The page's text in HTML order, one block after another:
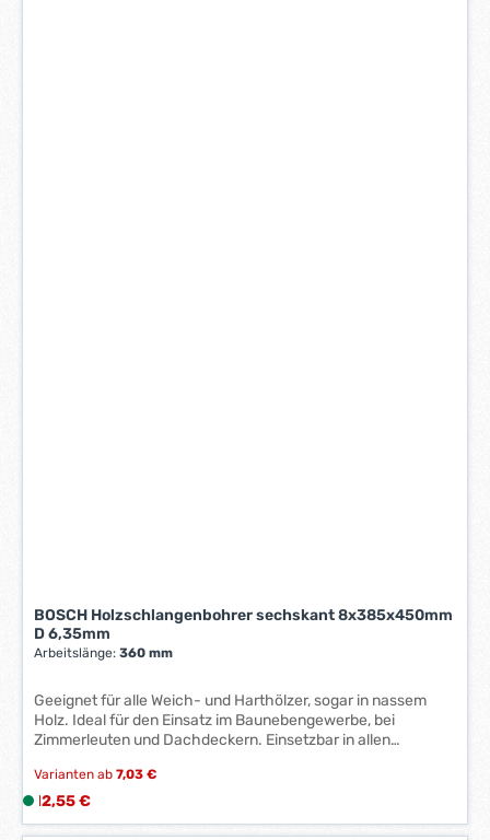
BOSCH Holzschlangenbohrer sechskant 8x385x450mm
D 6,35mm
Arbeitslänge:360 mm
Geeignet für alle Weich- und Harthölzer, sogar in nassem
Holz. Ideal für den Einsatz im Baunebengewerbe, bei
Zimmerleuten und Dachdeckern. Einsetzbar in allen
Präzisionsgeschliffen für maßhaltige Bohrungen.
Technische Daten: Abmessung Länge: 510 mm Abmessung
Varianten ab 7,03 €
Regulärer Preis:
L
i
12,55 €